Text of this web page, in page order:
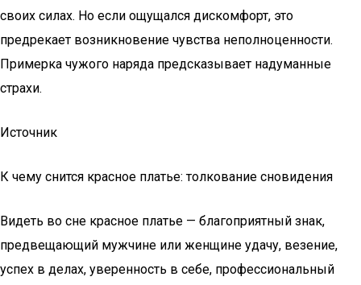
своих силах. Но если ощущался дискомфорт, это
предрекает возникновение чувства неполноценности.
Примерка чужого наряда предсказывает надуманные
страхи.
Источник
К чему снится красное платье: толкование сновидения
Видеть во сне красное платье — благоприятный знак,
предвещающий мужчине или женщине удачу, везение,
успех в делах, уверенность в себе, профессиональный